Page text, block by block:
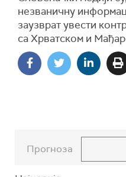
незваничну
заузврат увести
са Хрватском и
Прогноза